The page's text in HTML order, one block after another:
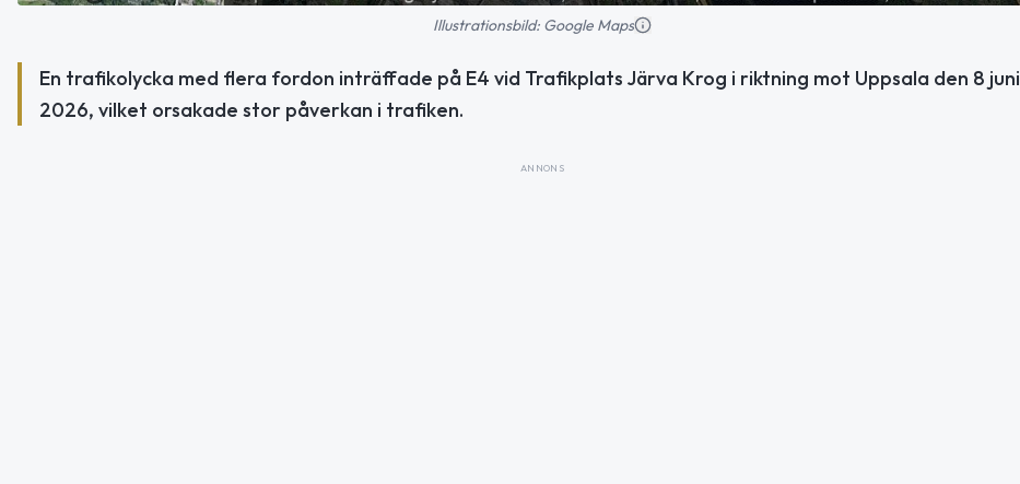
Illustrationsbild: Google Maps
En trafikolycka med flera fordon inträffade på E4 vid Trafikplats Järva Krog i riktning mot Uppsala den 8 juni
2026, vilket orsakade stor påverkan i trafiken.
ANNONS